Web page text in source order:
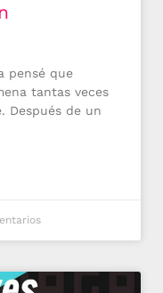
pensé que
tantas veces
Después de un